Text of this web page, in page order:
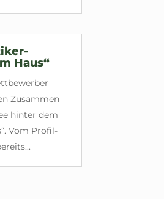
Haus“
Zusammen
hinter dem
Vom Profil-